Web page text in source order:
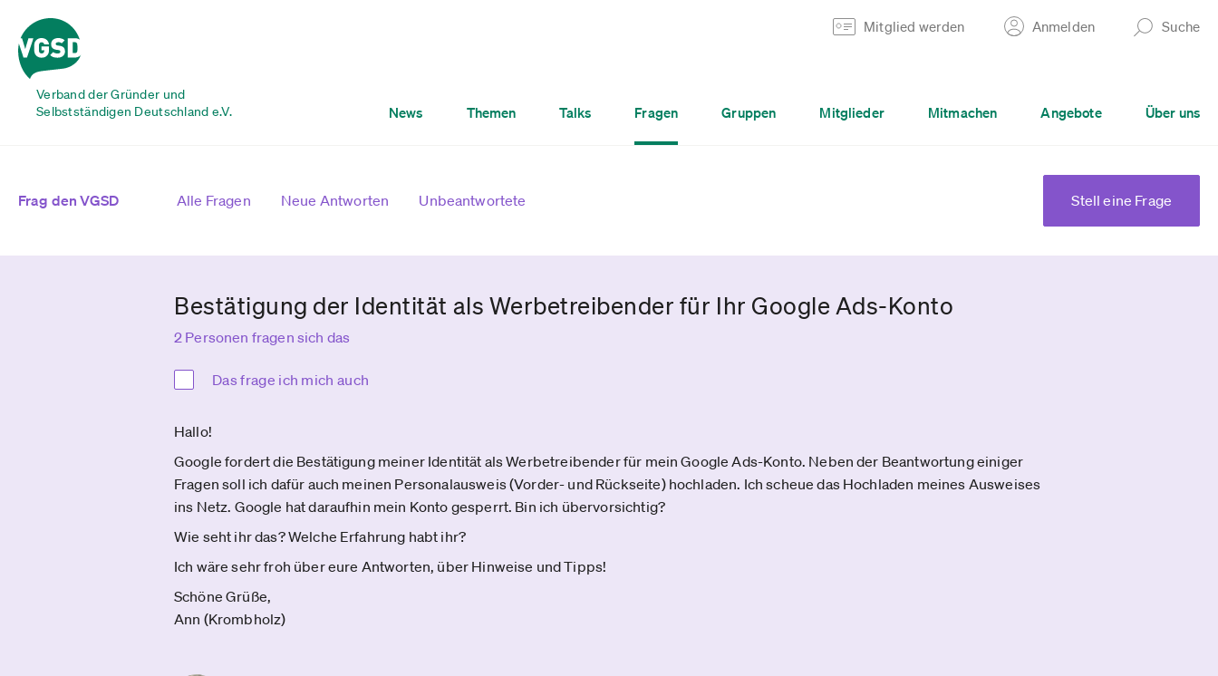
Verband der Gründer und
Selbstständigen Deutschland e.V.
Mitglied werden Anmelden Suche
News Themen Talks Fragen Gruppen Mitglieder Mitmachen Angebote Über uns
Frag den VGSD Alle Fragen Neue Antworten Unbeantwortete Stell eine Frage
Bestätigung der Identität als Werbetreibender für Ihr Google Ads-Konto
2 Personen fragen sich das
Das frage ich mich auch
Hallo!
Google fordert die Bestätigung meiner Identität als Werbetreibender für mein Google Ads-Konto. Neben der Beantwortung einiger
Fragen soll ich dafür auch meinen Personalausweis (Vorder- und Rückseite) hochladen. Ich scheue das Hochladen meines Ausweises
ins Netz. Google hat daraufhin mein Konto gesperrt. Bin ich übervorsichtig?
Wie seht ihr das? Welche Erfahrung habt ihr?
Ich wäre sehr froh über eure Antworten, über Hinweise und Tipps!
Schöne Grüße,
Ann (Krombholz)